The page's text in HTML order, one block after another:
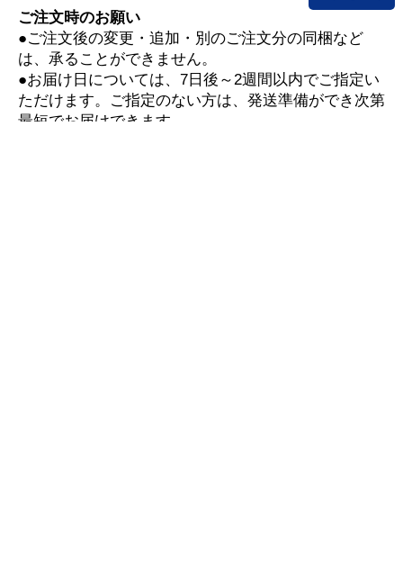
ご注文時のお願い
●ご注文後の変更・追加・別のご注文分の同梱など
は、承ることができません。
●お届け日については、7日後～2週間以内でご指定い
ただけます。ご指定のない方は、発送準備ができ次第
最短でお届けできます。